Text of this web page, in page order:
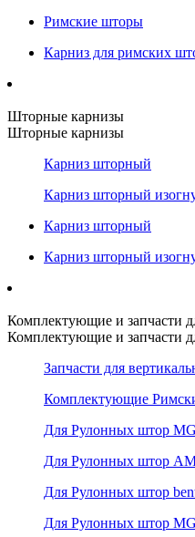
Римские шторы
Карниз для римских
Шторные карнизы
Шторные карнизы
Карниз шторный
Карниз шторный
Карниз шторный
Карниз шторный
Комплектующие и запчасти
Комплектующие и запчасти
Запчасти для
Комплектующие
Для Рулонных штор
Для Рулонных штор
Для Рулонных штор
Для Рулонных штор